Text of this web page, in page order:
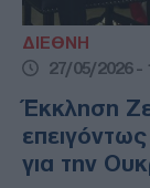
ΔΙΕΘΝΗ
27/05/2026 -
Έκκληση
για την